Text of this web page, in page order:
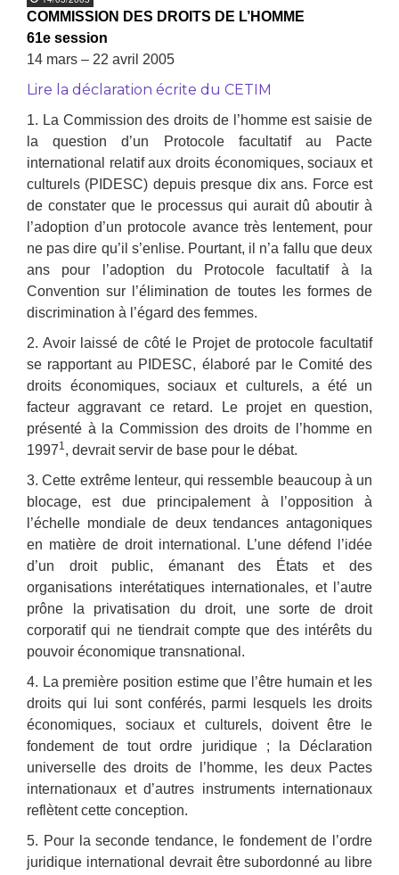
COMMISSION DES DROITS DE L’HOMME
61e session
14 mars – 22 avril 2005
Lire la déclaration écrite du CETIM
1. La Commission des droits de l’homme est saisie de
la question d’un Protocole facultatif au Pacte
international relatif aux droits économiques, sociaux et
culturels (PIDESC) depuis presque dix ans. Force est
de constater que le processus qui aurait dû aboutir à
l’adoption d’un protocole avance très lentement, pour
ne pas dire qu’il s’enlise. Pourtant, il n’a fallu que deux
ans pour l’adoption du Protocole facultatif à la
Convention sur l’élimination de toutes les formes de
discrimination à l’égard des femmes.
2. Avoir laissé de côté le Projet de protocole facultatif
se rapportant au PIDESC, élaboré par le Comité des
droits économiques, sociaux et culturels, a été un
facteur aggravant ce retard. Le projet en question,
présenté à la Commission des droits de l’homme en
19971, devrait servir de base pour le débat.
3. Cette extrême lenteur, qui ressemble beaucoup à un
blocage, est due principalement à l’opposition à
l’échelle mondiale de deux tendances antagoniques
en matière de droit international. L’une défend l’idée
d’un droit public, émanant des États et des
organisations interétatiques internationales, et l’autre
prône la privatisation du droit, une sorte de droit
corporatif qui ne tiendrait compte que des intérêts du
pouvoir économique transnational.
4. La première position estime que l’être humain et les
droits qui lui sont conférés, parmi lesquels les droits
économiques, sociaux et culturels, doivent être le
fondement de tout ordre juridique ; la Déclaration
universelle des droits de l’homme, les deux Pactes
internationaux et d’autres instruments internationaux
reflètent cette conception.
5. Pour la seconde tendance, le fondement de l’ordre
juridique international devrait être subordonné au libre